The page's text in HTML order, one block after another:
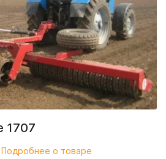
1707
Подробнее о товаре